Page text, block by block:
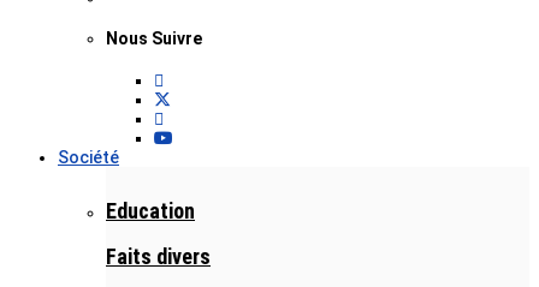
Nous Suivre
Société
Education
Faits divers